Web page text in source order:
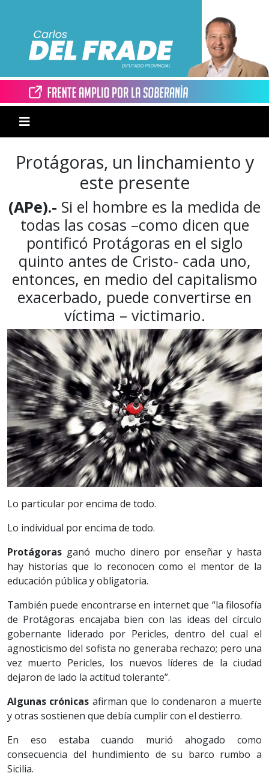
Protágoras, un linchamiento y
este presente
(APe).- Si el hombre es la medida de
todas las cosas –como dicen que
pontificó Protágoras en el siglo
quinto antes de Cristo- cada uno,
entonces, en medio del capitalismo
exacerbado, puede convertirse en
víctima – victimario.
Lo particular por encima de todo.
Lo individual por encima de todo.
Protágoras ganó mucho dinero por enseñar y hasta
hay historias que lo reconocen como el mentor de la
educación pública y obligatoria.
También puede encontrarse en internet que “la filosofía
de Protágoras encajaba bien con las ideas del círculo
gobernante liderado por Pericles, dentro del cual el
agnosticismo del sofista no generaba rechazo; pero una
vez muerto Pericles, los nuevos líderes de la ciudad
dejaron de lado la actitud tolerante”.
Algunas crónicas afirman que lo condenaron a muerte
y otras sostienen que debía cumplir con el destierro.
En eso estaba cuando murió ahogado como
consecuencia del hundimiento de su barco rumbo a
Sicilia.